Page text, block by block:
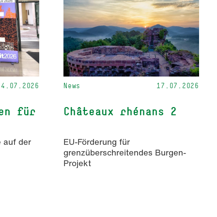
für
auf der
News 17.07.2026
Châteaux rhénans 2
EU-Förderung für
grenzüberschreitendes Burgen-
Projekt